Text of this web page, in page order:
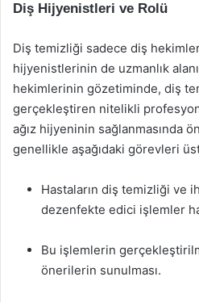
Diş Hijyenistleri ve Rolü
Diş temizliği sadece diş
hijyenistlerinin de uzmanlık
hekimlerinin gözetiminde, diş
gerçekleştiren nitelikli
ağız hijyeninin sağlanmasında
genellikle aşağıdaki görevleri
Hastaların diş temizliği ve
dezenfekte edici işlemler
Bu işlemlerin
önerilerin sunulması.